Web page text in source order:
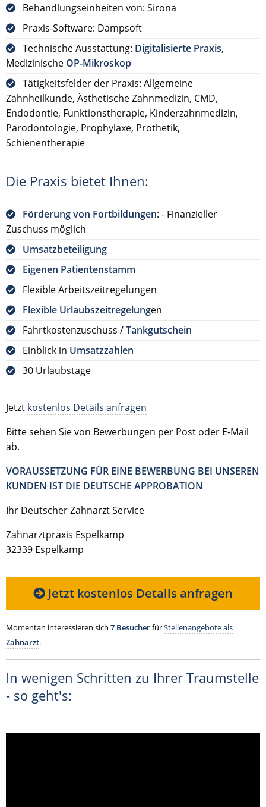
Behandlungseinheiten von: Sirona
Praxis-Software: Dampsoft
Technische Ausstattung: Digitalisierte Praxis,
Medizinische OP-Mikroskop
Tätigkeitsfelder der Praxis: Allgemeine
Zahnheilkunde, Ästhetische Zahnmedizin, CMD,
Endodontie, Funktionstherapie, Kinderzahnmedizin,
Parodontologie, Prophylaxe, Prothetik,
Schienentherapie
Die Praxis bietet Ihnen:
Förderung von Fortbildungen: - Finanzieller
Zuschuss möglich
Umsatzbeteiligung
Eigenen Patientenstamm
Flexible Arbeitszeitregelungen
Flexible Urlaubszeitregelungen
Fahrtkostenzuschuss /Tankgutschein
Einblick in Umsatzzahlen
30 Urlaubstage
Jetzt kostenlos Details anfragen
Bitte sehen Sie von Bewerbungen per Post oder E-Mail
ab.
VORAUSSETZUNG FÜR EINE BEWERBUNG BEI UNSEREN
KUNDEN IST DIE DEUTSCHE APPROBATION
Ihr Deutscher Zahnarzt Service
Zahnarztpraxis Espelkamp
32339 Espelkamp
Jetzt kostenlos Details anfragen
Momentan interessieren sich 7 BesucherfürStellenangebote als
Zahnarzt.
In wenigen Schritten zu Ihrer Traumstelle
- so geht's: